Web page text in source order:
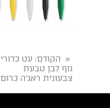
« הקודם: עט כדורי
גוף לבן טבעת
צבעונית ראג’ה כרום